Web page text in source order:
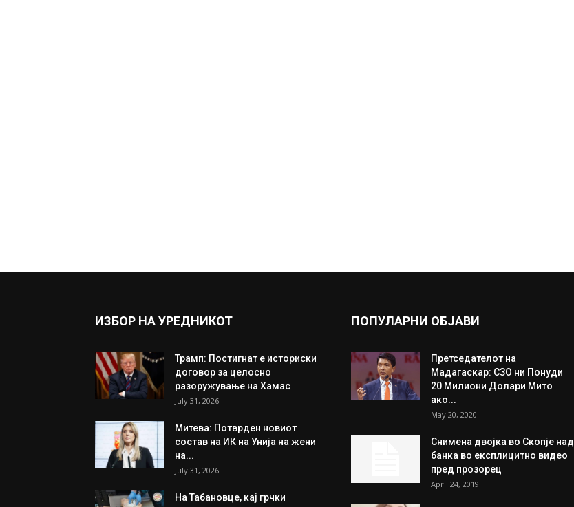
ИЗБОР НА УРЕДНИКОТ
Трамп: Постигнат е историски
договор за целосно
разоружување на Хамас
July 31, 2026
Митева: Потврден новиот
состав на ИК на Унија на жени
на...
July 31, 2026
На Табановце, кај грчки
ПОПУЛАРНИ ОБЈАВИ
Претседателот на
Мадагаскар: СЗО ни Понуди
20 Милиони Долари Мито
ако...
May 20, 2020
Снимена двојка во Скопје над
банка во експлицитно видео
пред прозорец
April 24, 2019